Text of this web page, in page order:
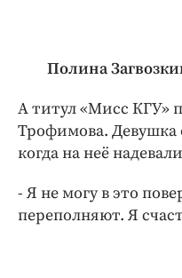
Полина
А титул «Мисс КГУ»
Трофимова. Девушка
когда на неё
- Я не могу в это
переполняют. Я